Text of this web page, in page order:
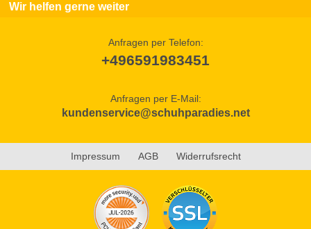
Wir helfen gerne weiter
Anfragen per Telefon:
+496591983451
Anfragen per E-Mail:
kundenservice@schuhparadies.net
Impressum AGB Widerrufsrecht